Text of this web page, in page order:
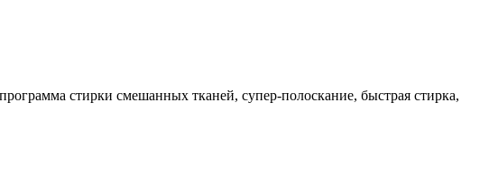
стирки смешанных тканей, супер-полоскание, быстрая стирка,